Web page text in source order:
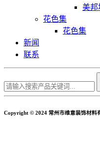
美邦
花色集
花色集
新闻
联系
Copyright © 2024 常州市维意装饰材料